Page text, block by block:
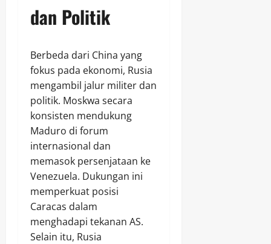
dan Politik
Berbeda dari China yang
fokus pada ekonomi, Rusia
mengambil jalur militer dan
politik. Moskwa secara
konsisten mendukung
Maduro di forum
internasional dan
memasok persenjataan ke
Venezuela. Dukungan ini
memperkuat posisi
Caracas dalam
menghadapi tekanan AS.
Selain itu, Rusia